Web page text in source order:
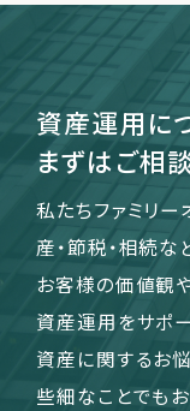
ファミリー
関連書籍
メールマガ
よくある質
資産運用に
まずはご相
私たちファミリー
産・節税・相続な
お客様の価値観
資産運用をサポー
資産に関するお
些細なことでも